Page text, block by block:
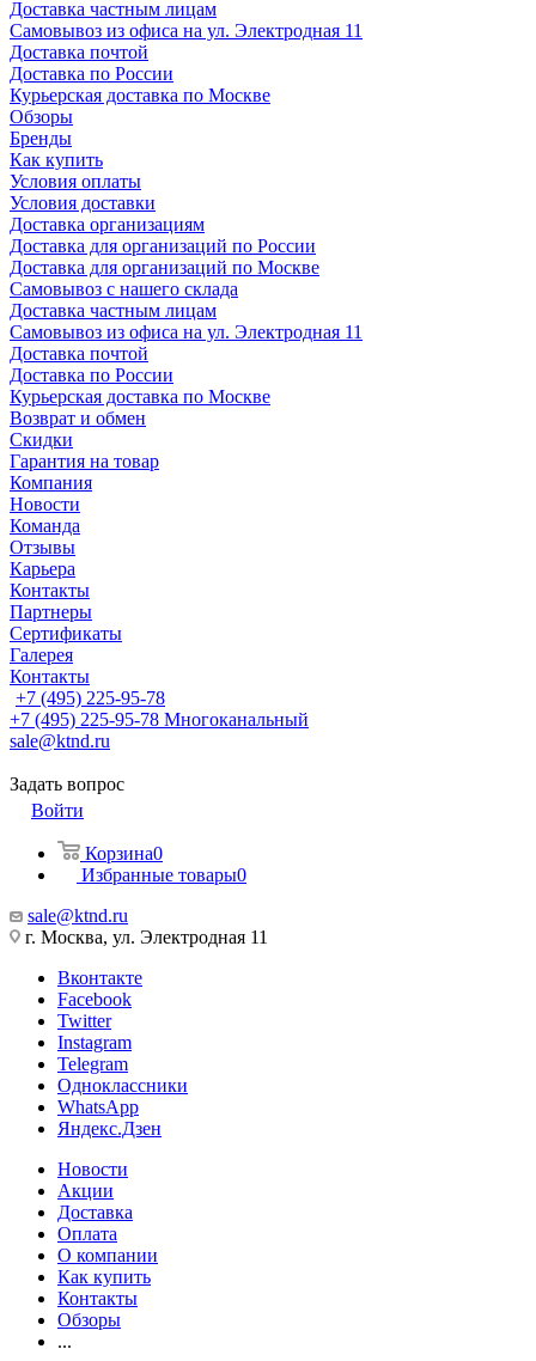
Доставка частным лицам
Самовывоз из офиса на ул. Электродная 11
Доставка почтой
Доставка по России
Курьерская доставка по Москве
Обзоры
Бренды
Как купить
Условия оплаты
Условия доставки
Доставка организациям
Доставка для организаций по России
Доставка для организаций по Москве
Самовывоз с нашего склада
Доставка частным лицам
Самовывоз из офиса на ул. Электродная 11
Доставка почтой
Доставка по России
Курьерская доставка по Москве
Возврат и обмен
Скидки
Гарантия на товар
Компания
Новости
Команда
Отзывы
Карьера
Контакты
Партнеры
Сертификаты
Галерея
Контакты
+7 (495) 225-95-78
+7 (495) 225-95-78 Многоканальный
sale@ktnd.ru
Задать вопрос
Войти
Корзина0
Избранные товары0
sale@ktnd.ru
г. Москва, ул. Электродная 11
Вконтакте
Facebook
Twitter
Instagram
Telegram
Одноклассники
WhatsApp
Яндекс.Дзен
Новости
Акции
Доставка
Оплата
О компании
Как купить
Контакты
Обзоры
...